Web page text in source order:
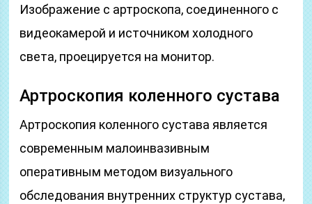
Изображение с артроскопа, соединенного с
видеокамерой и источником холодного
света, проецируется на монитор.
Артроскопия коленного сустава
Артроскопия коленного сустава является
современным малоинвазивным
оперативным методом визуального
обследования внутренних структур сустава,